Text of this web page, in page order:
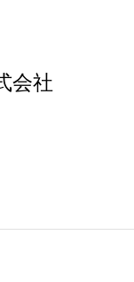
会社